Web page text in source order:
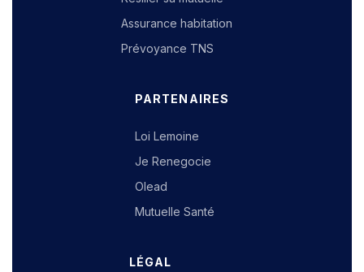
Assurance habitation
Prévoyance TNS
PARTENAIRES
Loi Lemoine
Je Renegocie
Olead
Mutuelle Santé
LÉGAL